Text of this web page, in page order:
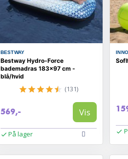
BESTWAY
Bestway Hydro‑Force
bademadras 183×97 cm -
blå/hvid
(131)
569,- Vis
På lager